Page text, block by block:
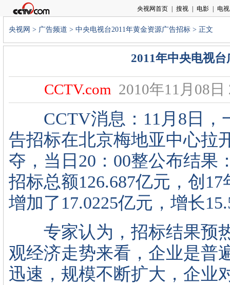
央视网 > 广告频道 > 中央电视台2011年黄金资源广告招标 > 正文
2011年中央电视
CCTV.com 2010年11月08日
CCTV消息：11月8日，
告招标在北京梅地亚中心拉
夺，当日20：00整公布结果
招标总额126.687亿元，创
增加了17.0225亿元，增长
专家认为，招标结果预热
观经济走势来看，企业是普
迅速，规模不断扩大，企业